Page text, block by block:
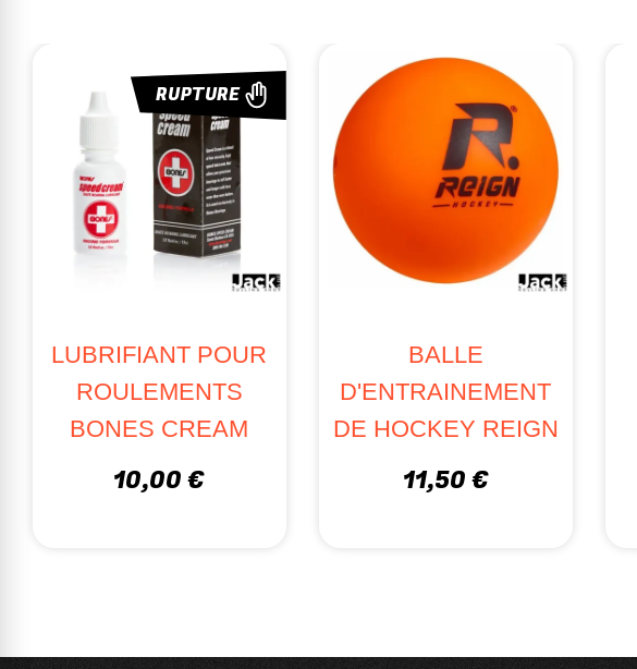
RUPTURE
LUBRIFIANT POUR
ROULEMENTS
BONES CREAM
10,00 €
BALLE
D'ENTRAINEMENT
DE HOCKEY REIGN
11,50 €